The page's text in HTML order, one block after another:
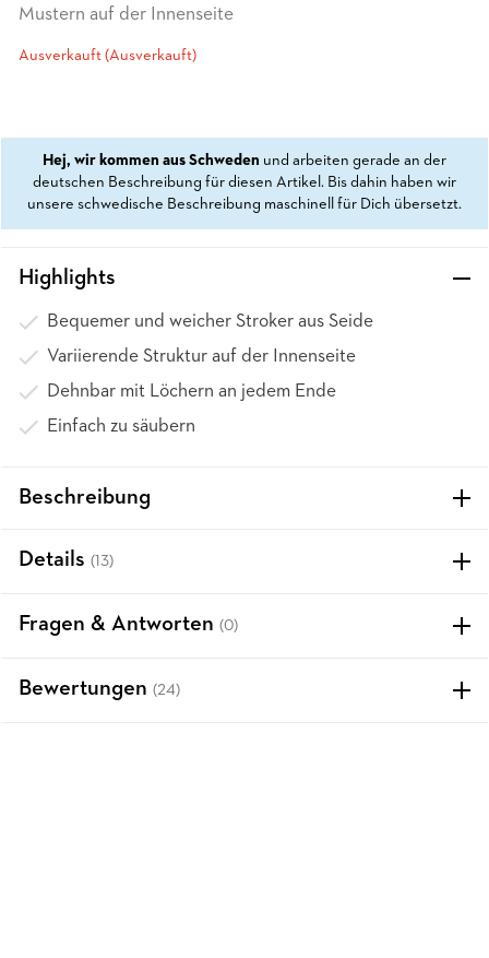
Mustern auf der Innenseite
Ausverkauft (Ausverkauft)
Hej, wir kommen aus Schweden und arbeiten gerade an der
deutschen Beschreibung für diesen Artikel. Bis dahin haben wir
unsere schwedische Beschreibung maschinell für Dich übersetzt.
Highlights
Bequemer und weicher Stroker aus Seide
Variierende Struktur auf der Innenseite
Dehnbar mit Löchern an jedem Ende
Einfach zu säubern
Beschreibung
Details (13)
Fragen & Antworten (0)
Bewertungen (24)